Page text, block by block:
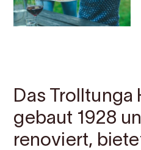
Das Trolltunga
gebaut 1928
renoviert,